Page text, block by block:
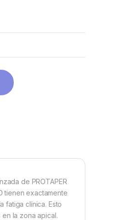
de PROTAPER
tienen exactamente
fatiga clínica. Esto
la zona apical.